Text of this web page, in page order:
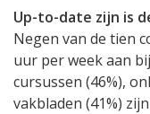
Up-to-date zijn is
Negen van de tien
uur per week aan
cursussen (46%),
vakbladen (41%)